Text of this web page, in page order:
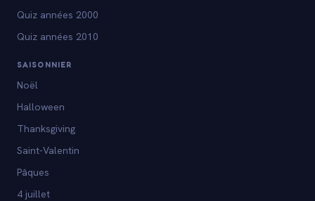
Quiz années 2000
Quiz années 2010
SAISONNIER
Noël
Halloween
Thanksgiving
Saint-Valentin
Pâques
4 juillet